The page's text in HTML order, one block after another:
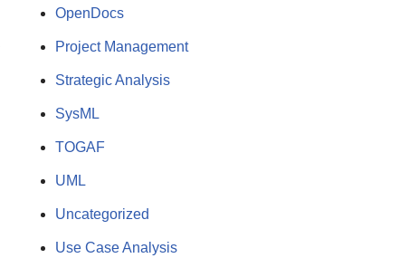
OpenDocs
Project Management
Strategic Analysis
SysML
TOGAF
UML
Uncategorized
Use Case Analysis